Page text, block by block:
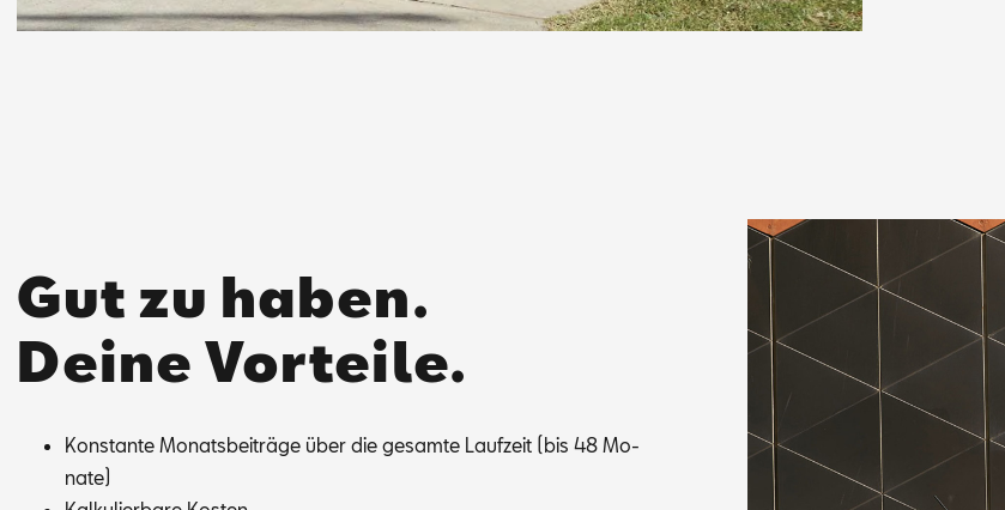
Gut zu haben.
Deine Vorteile.
Kon­stan­te Mo­nats­bei­trä­ge über die ge­sam­te Lauf­zeit (bis 48 Mo­
na­te)